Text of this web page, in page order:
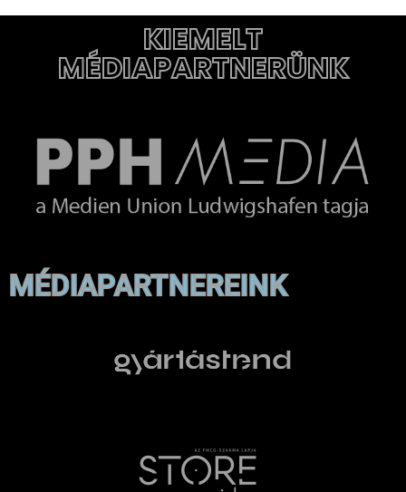
KIEMELT
MÉDIAPARTNERÜNK
MÉDIAPARTNEREINK